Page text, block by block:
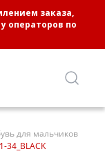
заказа,
операторов по
для мальчиков
34_BLACK